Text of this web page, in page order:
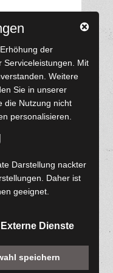
X RSS-Feed
der
Serviceleistungen. Mit
Weitere
Sie in unserer
die Nutzung nicht
personalisieren.
Darstellung nackter
Daher ist
geeignet.
Externe Dienste
speichern